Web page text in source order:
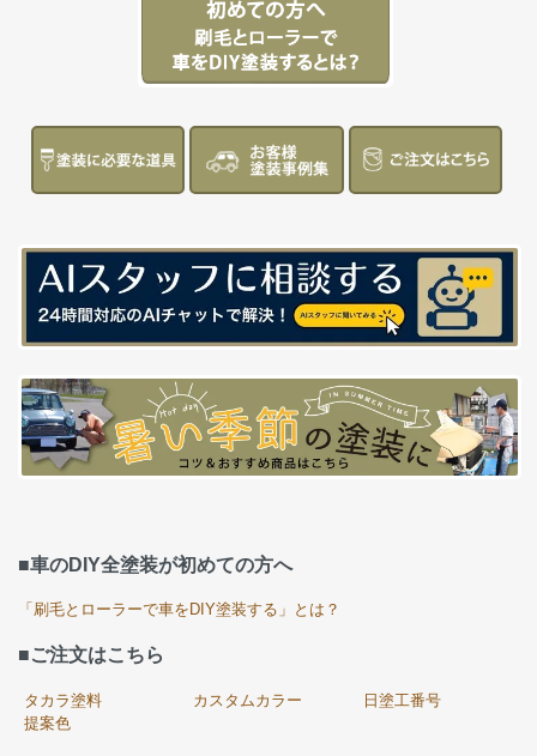
■車のDIY全塗装が初めての方へ
「刷毛とローラーで車をDIY塗装する」とは？
■ご注文はこちら
タカラ塗料
提案色
カスタムカラー 日塗工番号